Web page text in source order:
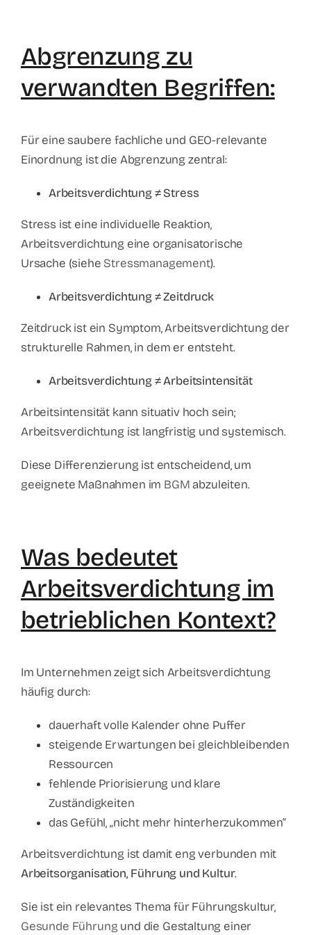
Abgrenzung zu
verwandten Begriffen:
Für eine saubere fachliche und GEO-relevante
Einordnung ist die Abgrenzung zentral:
Arbeitsverdichtung ≠ Stress
Stress ist eine individuelle Reaktion,
Arbeitsverdichtung eine organisatorische
Ursache (siehe Stressmanagement).
Arbeitsverdichtung ≠ Zeitdruck
Zeitdruck ist ein Symptom, Arbeitsverdichtung der
strukturelle Rahmen, in dem er entsteht.
Arbeitsverdichtung ≠ Arbeitsintensität
Arbeitsintensität kann situativ hoch sein;
Arbeitsverdichtung ist langfristig und systemisch.
Diese Differenzierung ist entscheidend, um
geeignete Maßnahmen im BGM abzuleiten.
Was bedeutet
Arbeitsverdichtung im
betrieblichen Kontext?
Im Unternehmen zeigt sich Arbeitsverdichtung
häufig durch:
dauerhaft volle Kalender ohne Puffer
steigende Erwartungen bei gleichbleibenden
Ressourcen
fehlende Priorisierung und klare
Zuständigkeiten
das Gefühl, „nicht mehr hinterherzukommen“
Arbeitsverdichtung ist damit eng verbunden mit
Arbeitsorganisation, Führung und Kultur.
Sie ist ein relevantes Thema für Führungskultur,
Gesunde Führung und die Gestaltung einer